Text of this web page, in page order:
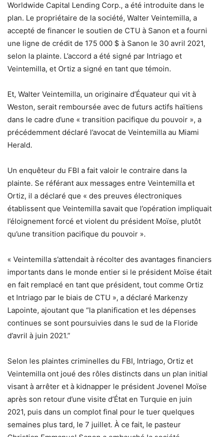
Worldwide Capital Lending Corp., a été introduite dans le
plan. Le propriétaire de la société, Walter Veintemilla, a
accepté de financer le soutien de CTU à Sanon et a fourni
une ligne de crédit de 175 000 $ à Sanon le 30 avril 2021,
selon la plainte. L’accord a été signé par Intriago et
Veintemilla, et Ortiz a signé en tant que témoin.
Et, Walter Veintemilla, un originaire d’Équateur qui vit à
Weston, serait remboursée avec de futurs actifs haïtiens
dans le cadre d’une « transition pacifique du pouvoir », a
précédemment déclaré l’avocat de Veintemilla au Miami
Herald.
Un enquêteur du FBI a fait valoir le contraire dans la
plainte. Se référant aux messages entre Veintemilla et
Ortiz, il a déclaré que « des preuves électroniques
établissent que Veintemilla savait que l’opération impliquait
l’éloignement forcé et violent du président Moïse, plutôt
qu’une transition pacifique du pouvoir ».
« Veintemilla s’attendait à récolter des avantages financiers
importants dans le monde entier si le président Moïse était
en fait remplacé en tant que président, tout comme Ortiz
et Intriago par le biais de CTU », a déclaré Markenzy
Lapointe, ajoutant que “la planification et les dépenses
continues se sont poursuivies dans le sud de la Floride
d’avril à juin 2021.”
Selon les plaintes criminelles du FBI, Intriago, Ortiz et
Veintemilla ont joué des rôles distincts dans un plan initial
visant à arrêter et à kidnapper le président Jovenel Moïse
après son retour d’une visite d’État en Turquie en juin
2021, puis dans un complot final pour le tuer quelques
semaines plus tard, le 7 juillet. À ce fait, le pasteur